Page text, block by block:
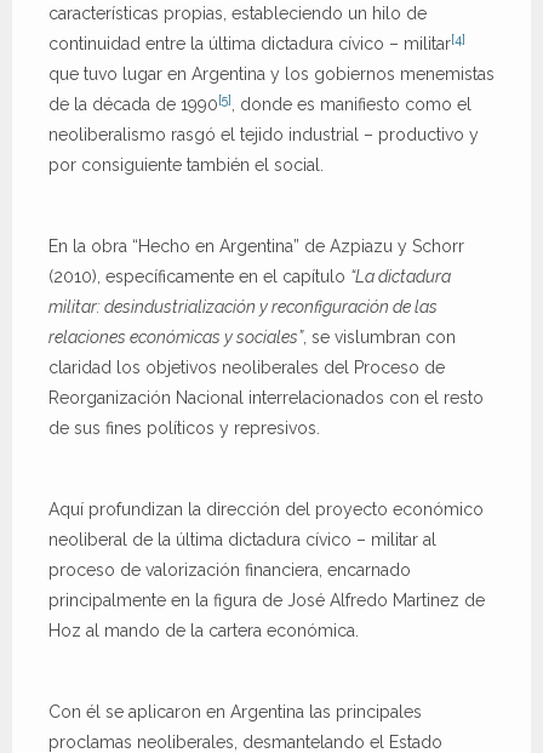
características propias, estableciendo un hilo de
continuidad entre la última dictadura cívico – militar[4]
que tuvo lugar en Argentina y los gobiernos menemistas
de la década de 1990[5]
, donde es manifiesto como el
neoliberalismo rasgó el tejido industrial – productivo y
por consiguiente también el social.
En la obra “Hecho en Argentina” de Azpiazu y Schorr
(2010), específicamente en el capítulo “La dictadura
militar: desindustrialización y reconfiguración de las
relaciones económicas y sociales”, se vislumbran con
claridad los objetivos neoliberales del Proceso de
Reorganización Nacional interrelacionados con el resto
de sus fines políticos y represivos.
Aquí profundizan la dirección del proyecto económico
neoliberal de la última dictadura cívico – militar al
proceso de valorización financiera, encarnado
principalmente en la figura de José Alfredo Martinez de
Hoz al mando de la cartera económica.
Con él se aplicaron en Argentina las principales
proclamas neoliberales, desmantelando el Estado